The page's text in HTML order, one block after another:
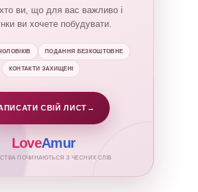
ви, що для вас важливо і
ви хочете побудувати.
ПОДАННЯ БЕЗКОШТОВНЕ
КОНТАКТИ ЗАХИЩЕНІ
СВІЙ ЛИСТ →
LoveAmur
ПОЧИНАЮТЬСЯ З ЧЕСНИХ СЛІВ